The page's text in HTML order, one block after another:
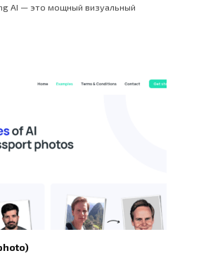
AI — это мощный визуальный